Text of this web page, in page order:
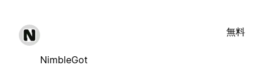
NimbleGot
無料